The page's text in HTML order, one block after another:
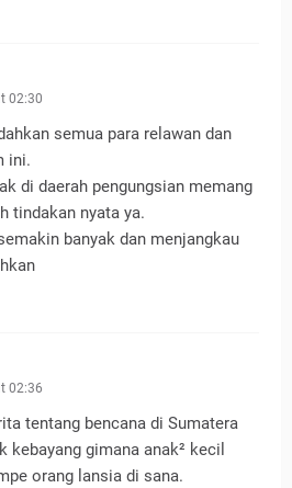
02:30
semua para relawan dan
ini.
di daerah pengungsian memang
tindakan nyata ya.
banyak dan menjangkau
02:36
tentang bencana di Sumatera
kebayang gimana anak² kecil
orang lansia di sana.